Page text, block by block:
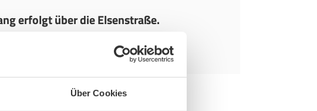
Über Cookies
erfolgt über die Elsenstraße.
ist barrierefrei.